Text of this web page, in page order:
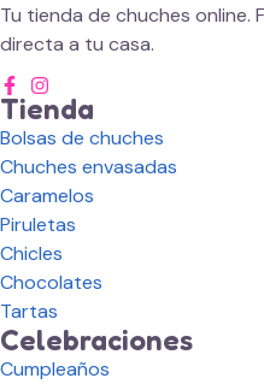
Tu tienda de chuches online.
directa a tu casa.
Tienda
Bolsas de chuches
Chuches envasadas
Caramelos
Piruletas
Chicles
Chocolates
Tartas
Celebraciones
Cumpleaños